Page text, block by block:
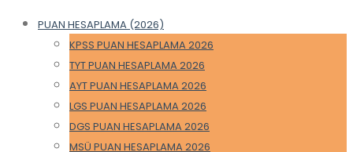
PUAN HESAPLAMA (2026)
KPSS PUAN HESAPLAMA 2026
TYT PUAN HESAPLAMA 2026
AYT PUAN HESAPLAMA 2026
LGS PUAN HESAPLAMA 2026
DGS PUAN HESAPLAMA 2026
MSÜ PUAN HESAPLAMA 2026